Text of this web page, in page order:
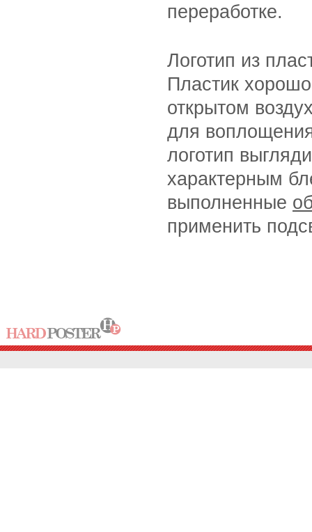
переработке.
Логотип из
Пластик
открытом
для
логотип
характерным
выполненные
применить